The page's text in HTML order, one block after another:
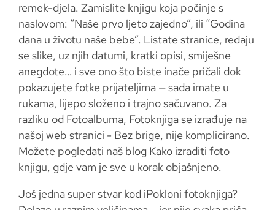
remek-djela. Zamislite knjigu koja počinje s
naslovom: “Naše prvo ljeto zajedno”, ili “Godina
dana u životu naše bebe”. Listate stranice, redaju
se slike, uz njih datumi, kratki opisi, smiješne
anegdote… i sve ono što biste inače pričali dok
pokazujete fotke prijateljima — sada imate u
rukama, lijepo složeno i trajno sačuvano. Za
razliku od Fotoalbuma, Fotoknjiga se izrađuje na
našoj web stranici - Bez brige, nije komplicirano.
Možete pogledati naš blog Kako izraditi foto
knjigu, gdje vam je sve u korak objašnjeno.
Još jedna super stvar kod iPokloni fotoknjiga?